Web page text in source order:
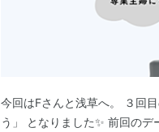
今回はFさんと浅草へ。 ３回
う」 となりました✨ 前回の